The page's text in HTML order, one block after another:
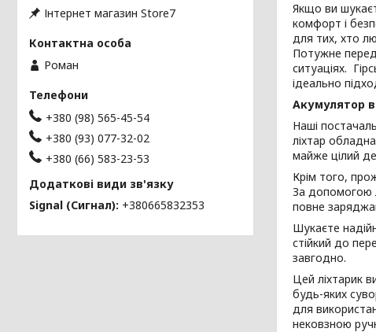
Якщо ви
комфорт і
для тих, хто
Потужне
ситуаціях.
ідеально
Акумулятор
Наші
ліхтар
майже цілий
Крім того,
За допомогою
повне
Шукаєте
стійкий до
завгодно.
Цей ліхтарик
будь-яких
для
нековзною
Інтернет магазин Store7
Роман
+380 (98) 565-45-54
+380 (93) 077-32-02
+380 (66) 583-23-53
Signal (Сигнал) +380665832353